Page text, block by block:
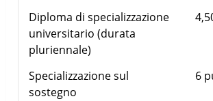
Diploma di specializzazione
universitario (durata
pluriennale)
Specializzazione sul
sostegno
6